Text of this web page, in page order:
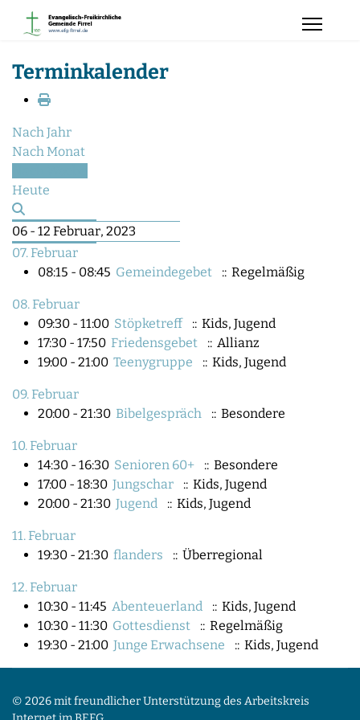
Terminkalender
Nach Jahr
Nach Monat
Heute
06 - 12 Februar, 2023
07. Februar
08:15 - 08:45 Gemeindegebet :: Regelmäßig
08. Februar
09:30 - 11:00 Stöpketreff
:: Kids, Jugend
17:30 - 17:50 Friedensgebet
:: Allianz
19:00 - 21:00 Teenygruppe :: Kids, Jugend
09. Februar
20:00 - 21:30 Bibelgespräch :: Besondere
10. Februar
14:30 - 16:30 Senioren 60+
:: Besondere
17:00 - 18:30 Jungschar
:: Kids, Jugend
20:00 - 21:30 Jugend :: Kids, Jugend
11. Februar
19:30 - 21:30 flanders :: Überregional
12. Februar
10:30 - 11:45 Abenteuerland
:: Kids, Jugend
10:30 - 11:30 Gottesdienst
:: Regelmäßig
19:30 - 21:00 Junge Erwachsene :: Kids, Jugend
© 2026 mit freundlicher Unterstützung des Arbeitskreis